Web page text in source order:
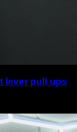
lever pull ups